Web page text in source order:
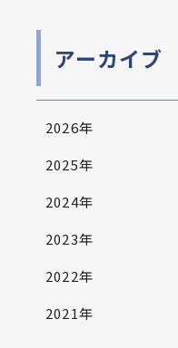
アーカイブ
2026年
2025年
2024年
2023年
2022年
2021年